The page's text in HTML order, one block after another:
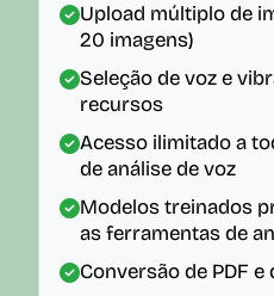
Upload múltiplo de
20 imagens)
Seleção de voz e
recursos
Acesso ilimitado a
de análise de voz
Modelos treinados
as ferramentas de
Conversão de PDF